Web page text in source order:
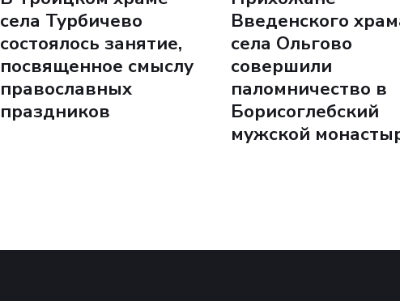
села Турбичево
состоялось занятие,
посвященное смыслу
православных
праздников
Введенского
села Ольгово
совершили
паломничество в
Борисоглебский
мужской